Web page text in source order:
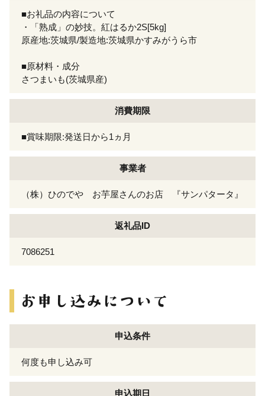
■お礼品の内容について
・「熟成」の妙技。紅はるか2S[5kg]
原産地:茨城県/製造地:茨城県かすみがうら市
■原材料・成分
さつまいも(茨城県産)
消費期限
■賞味期限:発送日から1ヵ月
事業者
（株）ひのでや お芋屋さんのお店 『サンパタータ』
返礼品ID
7086251
申込条件
何度も申し込み可
申込期日